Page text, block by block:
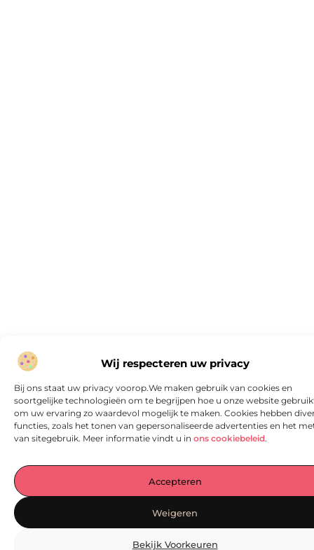
Wij respecteren uw privacy
Bij ons staat uw privacy voorop.We maken gebruik van cookies en
soortgelijke technologieën om te begrijpen hoe u onze website
om uw ervaring zo waardevol mogelijk te maken. Cookies hebben
functies, zoals het tonen van gepersonaliseerde advertenties en het
van sitegebruik. Meer informatie vindt u in ons cookiebeleid.
Accepteren
Weigeren
Bekijk Voorkeuren